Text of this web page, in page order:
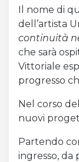
Il nome di
dell’artista
continuità
che sarà
Vittoriale
progresso
Nel corso
nuovi
Partendo
ingresso, da